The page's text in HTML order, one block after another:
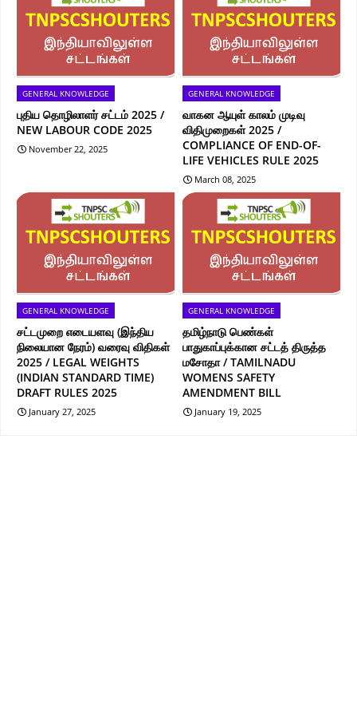
GENERAL KNOWLEDGE
புதிய தொழிலாளர் சட்டம் 2025 /
NEW LABOUR CODE 2025
November 22, 2025
GENERAL KNOWLEDGE
வாகன ஆயுள் காலம் முடிவு
விதிமுறைகள் 2025 /
COMPLIANCE OF END-OF-
LIFE VEHICLES RULE 2025
March 08, 2025
GENERAL KNOWLEDGE
சட்டமுறை எடையளவு (இந்திய
நிலையான நேரம்) வரைவு விதிகள்
2025 / LEGAL WEIGHTS
(INDIAN STANDARD TIME)
DRAFT RULES 2025
January 27, 2025
GENERAL KNOWLEDGE
தமிழ்நாடு பெண்கள்
பாதுகாப்புக்கான சட்டத் திருத்த
மசோதா / TAMILNADU
WOMENS SAFETY
AMENDMENT BILL
January 19, 2025